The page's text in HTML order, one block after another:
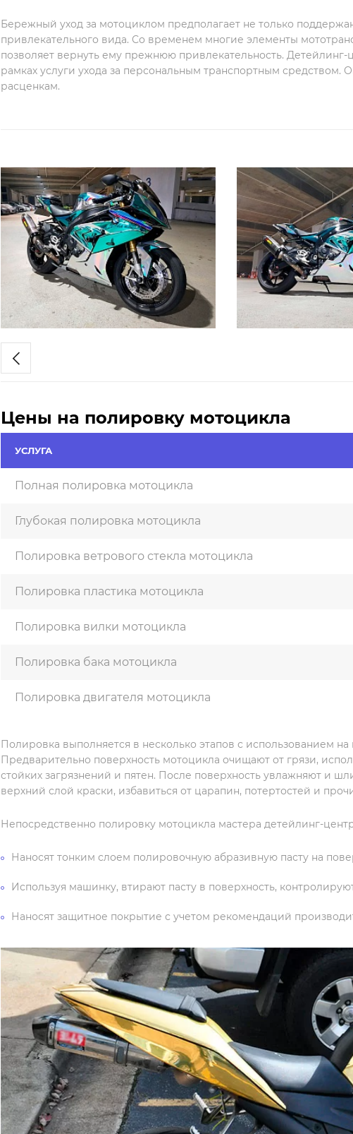
Бережный уход за мотоциклом предполагает не только
привлекательного вида. Со временем многие элементы
позволяет вернуть ему прежнюю привлекательность.
рамках услуги ухода за персональным транспортным средством.
расценкам.
Цены на полировку мотоцикла
УСЛУГА
Полная полировка мотоцикла
Глубокая полировка мотоцикла
Полировка ветрового стекла мотоцикла
Полировка пластика мотоцикла
Полировка вилки мотоцикла
Полировка бака мотоцикла
Полировка двигателя мотоцикла
Полировка выполняется в несколько этапов с использованием
Предварительно поверхность мотоцикла очищают от грязи,
стойких загрязнений и пятен. После поверхность увлажняют и
верхний слой краски, избавиться от царапин, потертостей и
Непосредственно полировку мотоцикла мастера детейлинг-
Наносят тонким слоем полировочную абразивную пасту на
Используя машинку, втирают пасту в поверхность,
Наносят защитное покрытие с учетом рекомендаций